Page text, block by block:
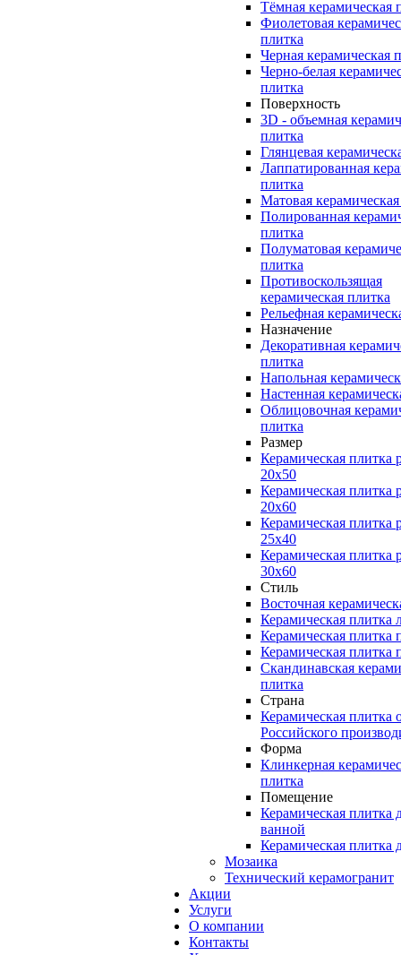
Тёмная керамическая
Фиолетовая
плитка
Черная керамическая
Черно-белая
плитка
Поверхность
3D - объемная
плитка
Глянцевая
Лаппатированная
плитка
Матовая
Полированная
плитка
Полуматовая
плитка
Противоскользящая
керамическая плитка
Рельефная
Назначение
Декоративная
плитка
Напольная
Настенная
Облицовочная
плитка
Размер
Керамическая плитка
20x50
Керамическая плитка
20x60
Керамическая плитка
25x40
Керамическая плитка
30x60
Стиль
Восточная
Керамическая плитка
Керамическая плитка
Керамическая плитка
Скандинавская
плитка
Страна
Керамическая плитка
Российского
Форма
Клинкерная
плитка
Помещение
Керамическая плитка
ванной
Керамическая плитка
Мозаика
Технический керамогранит
Акции
Услуги
О компании
Контакты